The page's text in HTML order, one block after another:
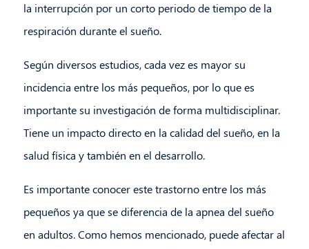
la interrupción por un corto periodo de tiempo de la
respiración durante el sueño.
Según diversos estudios, cada vez es mayor su
incidencia entre los más pequeños, por lo que es
importante su investigación de forma multidisciplinar.
Tiene un impacto directo en la calidad del sueño, en la
salud física y también en el desarrollo.
Es importante conocer este trastorno entre los más
pequeños ya que se diferencia de la apnea del sueño
en adultos. Como hemos mencionado, puede afectar al